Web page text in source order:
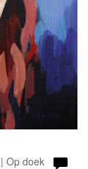
Op doek